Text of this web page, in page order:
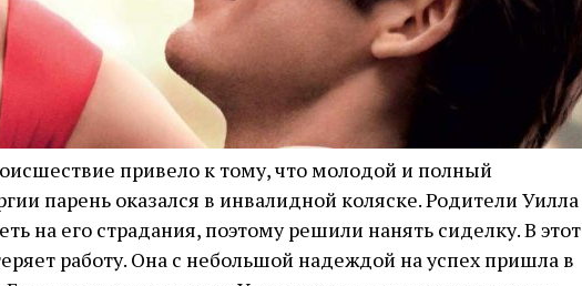
привело к тому, что молодой и полный
парень оказался в инвалидной коляске. Родители Уилла
на его страдания, поэтому решили нанять сиделку. В этот
работу. Она с небольшой надеждой на успех пришла в